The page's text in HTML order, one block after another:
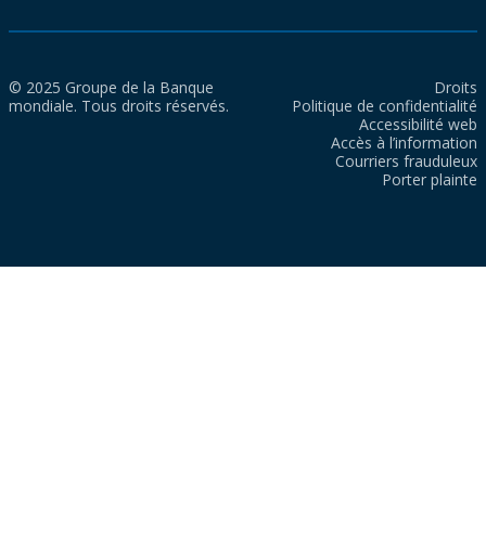
© 2025 Groupe de la Banque
mondiale. Tous droits réservés.
Droits
Politique de confidentialité
Accessibilité web
Accès à l’information
Courriers frauduleux
Porter plainte